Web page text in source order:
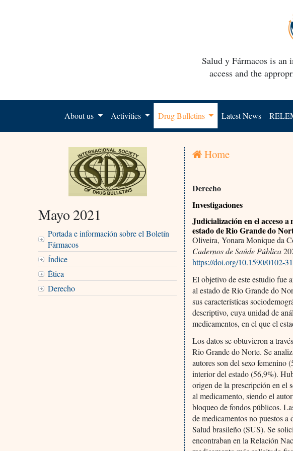
Salud y Fármacos is an
access and the
About us Activities Drug Bulletins Latest News
Mayo 2021
Portada e información sobre el Boletín
Fármacos
Índice
Ética
Derecho
Home
Derecho
Investigaciones
Judicialización en el acceso
estado de Rio Grande do
Oliveira, Yonara Monique da
Cadernos de Saúde Pública
https://doi.org/10.1590/0102-
El objetivo de este estudio fue
al estado de Rio Grande do
sus características
descriptivo, cuya unidad de
medicamentos, en el que el
Los datos se obtuvieron a
Rio Grande do Norte. Se
autores son del sexo femenino
interior del estado (56,9%).
origen de la prescripción en el
al medicamento, siendo el
bloqueo de fondos públicos.
de medicamentos no puestos
Salud brasileño (SUS). Se
encontraban en la Relación